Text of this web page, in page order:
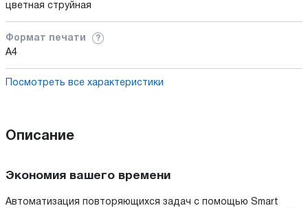
цветная струйная
Формат печати ?
A4
Посмотреть все характеристики
Описание
Экономия вашего времени
Автоматизация повторяющихся задач с помощью Smart